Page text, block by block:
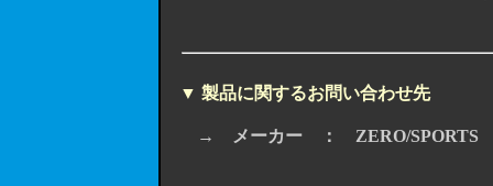
▼ 製品に関するお問い合わせ先
→ メーカー ： ZERO/SPORTS